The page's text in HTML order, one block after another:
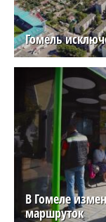
Гомель
В Гомеле
маршруток